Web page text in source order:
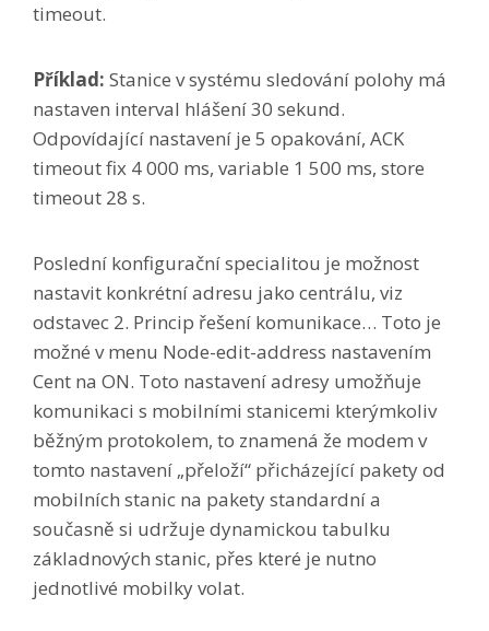
timeout.
Příklad: Stanice v systému sledování polohy má
nastaven interval hlášení 30 sekund.
Odpovídající nastavení je 5 opakování, ACK
timeout fix 4 000 ms, variable 1 500 ms, store
timeout 28 s.
Poslední konfigurační specialitou je možnost
nastavit konkrétní adresu jako centrálu, viz
odstavec 2. Princip řešení komunikace… Toto je
možné v menu Node-edit-address nastavením
Cent na ON. Toto nastavení adresy umožňuje
komunikaci s mobilními stanicemi kterýmkoliv
běžným protokolem, to znamená že modem v
tomto nastavení „přeloží“ přicházející pakety od
mobilních stanic na pakety standardní a
současně si udržuje dynamickou tabulku
základnových stanic, přes které je nutno
jednotlivé mobilky volat.